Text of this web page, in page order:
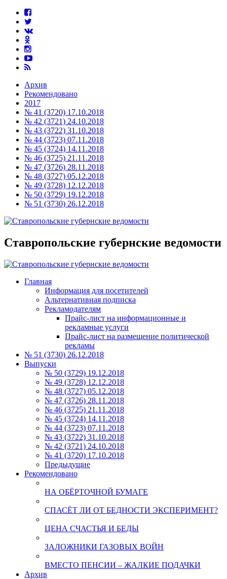
Архив
Рекомендовано
2017
№ 41 (3720) 17.10.2018
№ 42 (3721) 24.10.2018
№ 43 (3722) 31.10.2018
№ 44 (3723) 07.11.2018
№ 45 (3724) 14.11.2018
№ 46 (3725) 21.11.2018
№ 47 (3726) 28.11.2018
№ 48 (3727) 05.12.2018
№ 49 (3728) 12.12.2018
№ 50 (3729) 19.12.2018
№ 51 (3730) 26.12.2018
Ставропольские губернские ведомости
Главная
Информация для посетителей
Альтернативная подписка
Рекламодателям
Прайс-лист на информационные и
рекламные услуги
Прайс-лист на размещение политической
рекламы
№ 51 (3730) 26.12.2018
Выпуски
№ 50 (3729) 19.12.2018
№ 49 (3728) 12.12.2018
№ 48 (3727) 05.12.2018
№ 47 (3726) 28.11.2018
№ 46 (3725) 21.11.2018
№ 45 (3724) 14.11.2018
№ 44 (3723) 07.11.2018
№ 43 (3722) 31.10.2018
№ 42 (3721) 24.10.2018
№ 41 (3720) 17.10.2018
Предыдущие
Рекомендовано
НА ОБЁРТОЧНОЙ БУМАГЕ
СПАСЁТ ЛИ ОТ БЕДНОСТИ ЭКСПЕРИМЕНТ?
ЦЕНА СЧАСТЬЯ И БЕДЫ
ЗАЛОЖНИКИ ГАЗОВЫХ ВОЙН
ВМЕСТО ПЕНСИИ – ЖАЛКИЕ ПОДАЧКИ
Архив